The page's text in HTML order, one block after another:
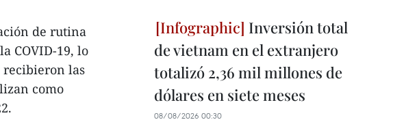
de rutina
COVID-19, lo
recibieron las
como
Inversión total
de vietnam en el extranjero
totalizó 2,36 mil millones de
dólares en siete meses
08/08/2026 00:30